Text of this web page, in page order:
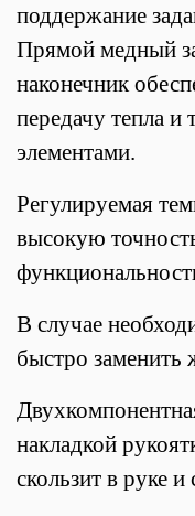
поддержание
Прямой медный
наконечник
передачу тепла
элементами.
Регулируемая
высокую
В случае
быстро заменить
накладкой
скользит в руке и